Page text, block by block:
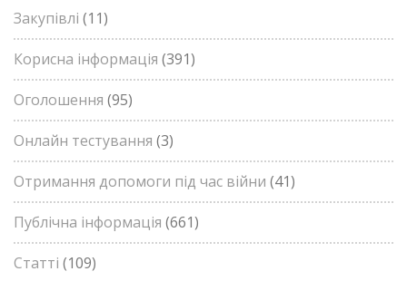
Закупівлі (11)
Корисна інформація (391)
Оголошення (95)
Онлайн тестування (3)
Отримання допомоги під час війни (41)
Публічна інформація (661)
Статті (109)